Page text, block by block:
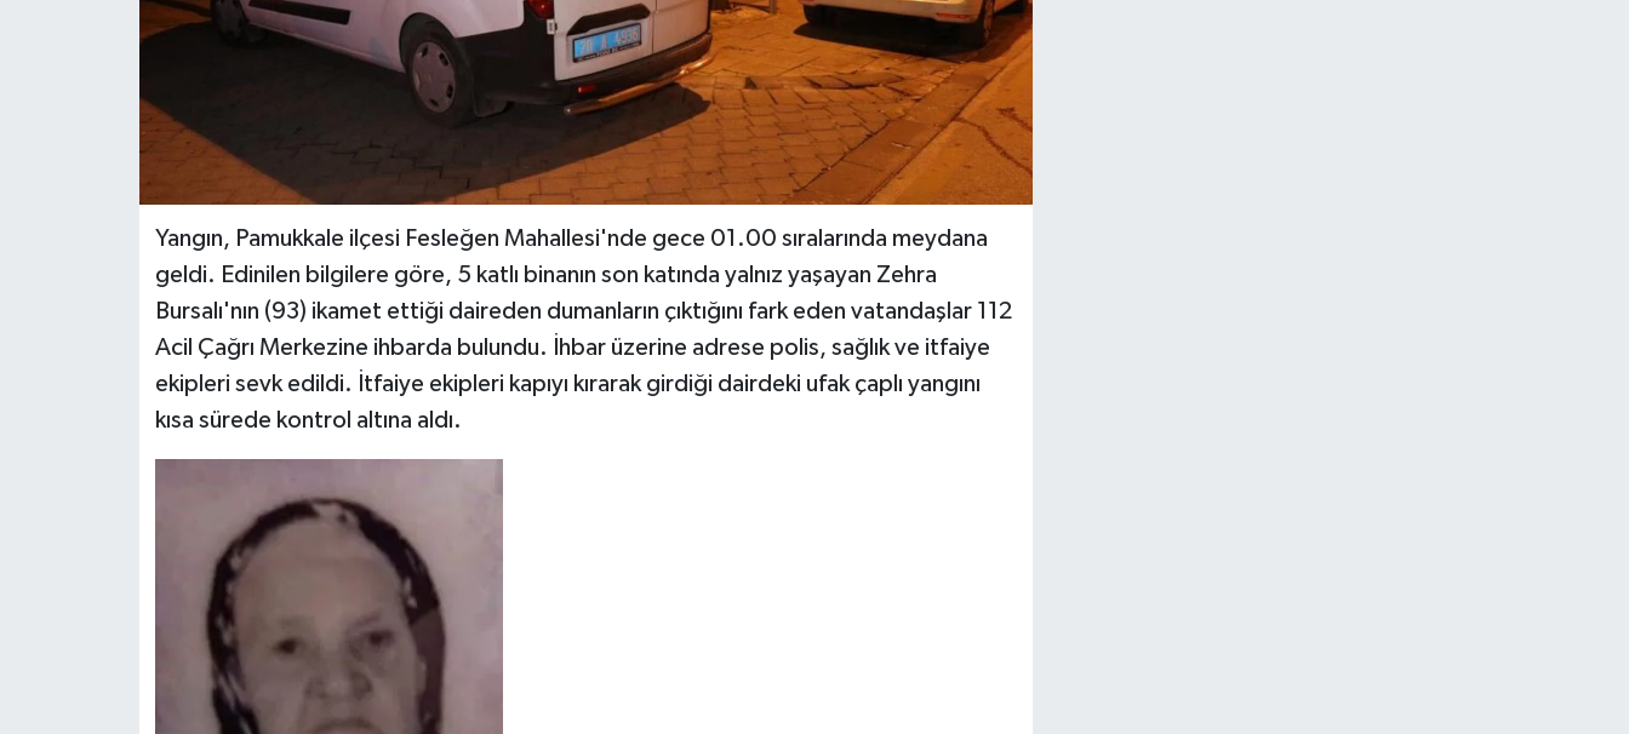
Yangın, Pamukkale ilçesi Fesleğen Mahallesi'nde gece 01.00 sıralarında meydana
geldi. Edinilen bilgilere göre, 5 katlı binanın son katında yalnız yaşayan Zehra
Bursalı'nın (93) ikamet ettiği daireden dumanların çıktığını fark eden vatandaşlar 112
Acil Çağrı Merkezine ihbarda bulundu. İhbar üzerine adrese polis, sağlık ve itfaiye
ekipleri sevk edildi. İtfaiye ekipleri kapıyı kırarak girdiği dairdeki ufak çaplı yangını
kısa sürede kontrol altına aldı.